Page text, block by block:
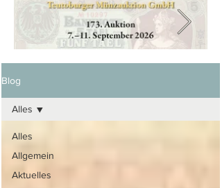
Blog
Alles
Allgemein
Aktuelles
Alles